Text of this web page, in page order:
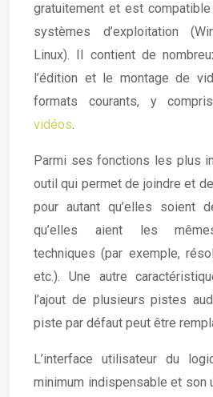
gratuitement et est
systèmes d’exploitation
Linux). Il contient de
l’édition et le montage de
formats courants, y
vidéos.
Parmi ses fonctions les plus
outil qui permet de joindre et
pour autant qu’elles soient
qu’elles aient les
techniques (par exemple,
etc.). Une autre
l’ajout de plusieurs pistes
piste par défaut peut être
L’interface utilisateur du
minimum indispensable et